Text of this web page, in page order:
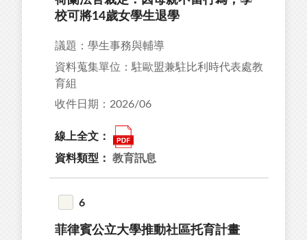
校可將14歲女學生退學
議題：學生事務與輔導
資料蒐集單位：駐歐盟兼駐比利時代表處教
育組
收件日期：2026/06
線上全文：
資料類型： 教育訊息
6
菲律賓公立大學推動社區托育計畫